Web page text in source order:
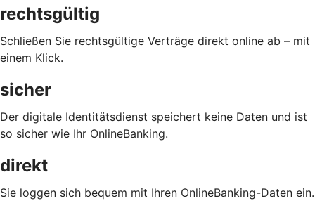
rechtsgültig
Schließen Sie rechtsgültige Verträge direkt online ab – mit
einem Klick.
sicher
Der digitale Identitätsdienst speichert keine Daten und ist
so sicher wie Ihr OnlineBanking.
direkt
Sie loggen sich bequem mit Ihren OnlineBanking-Daten ein.